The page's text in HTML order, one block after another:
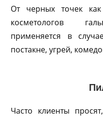
От черных точек
косметологов
применяется в
постакне, угрей,
Часто клиенты